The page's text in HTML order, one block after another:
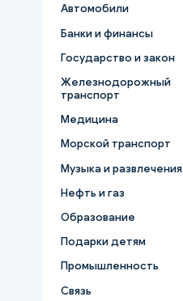
Автомобили
Банки и финансы
Государство и закон
Железнодорожный
транспорт
Медицина
Морской транспорт
Музыка и развлечения
Нефть и газ
Образование
Подарки детям
Промышленность
Связь